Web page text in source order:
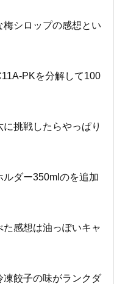
梅シロップの感想とい
PKを分解して100
挑戦したらやっぱり
ダー350mlのを追加
感想は油っぽいキャ
凍餃子の味がランクダ